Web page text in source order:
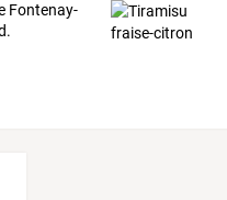
Fontenay-